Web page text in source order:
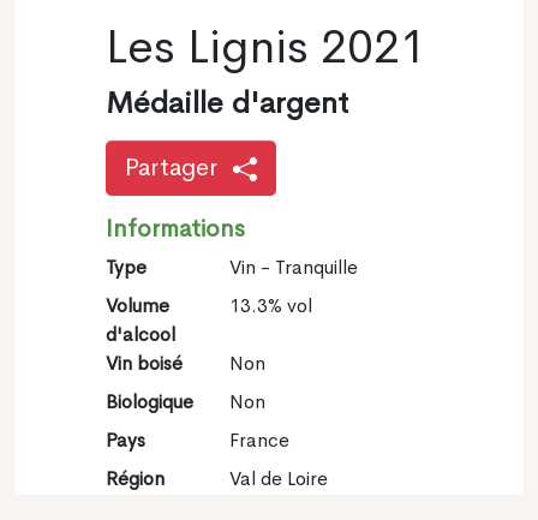
Les Lignis 2021
Médaille d'argent
Partager
Informations
Type
Vin - Tranquille
Volume
d'alcool
13.3% vol
Vin boisé
Non
Biologique
Non
Pays
France
Région
Val de Loire